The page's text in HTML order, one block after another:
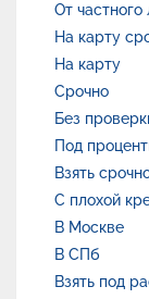
От частного
На карту
На карту
Срочно
Без
Под
Взять
С плохой
В Москве
В СПб
Взять под